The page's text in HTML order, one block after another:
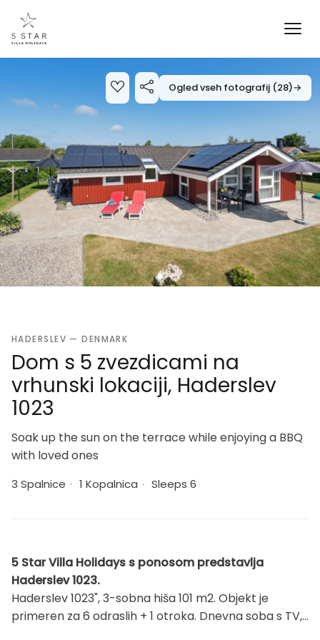
Ogled vseh fotografij (28)→
HADERSLEV — DENMARK
Dom s 5 zvezdicami na
vrhunski lokaciji, Haderslev
1023
Soak up the sun on the terrace while enjoying a BBQ
with loved ones
3 Spalnice · 1 Kopalnica · Sleeps 6
5 Star Villa Holidays s ponosom predstavlja
Haderslev 1023.
Haderslev 1023", 3-sobna hiša 101 m2. Objekt je
primeren za 6 odraslih + 1 otroka. Dnevna soba s TV,